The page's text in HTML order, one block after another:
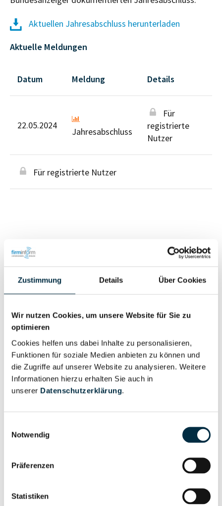
Zustimmung Details Über Cookies
Wir nutzen Cookies, um unsere Website für Sie zu
optimieren
Cookies helfen uns dabei Inhalte zu personalisieren,
Funktionen für soziale Medien anbieten zu können und
die Zugriffe auf unserer Website zu analysieren. Weitere
Informationen hierzu erhalten Sie auch in
unserer Datenschutzerklärung.
Notwendig
Präferenzen
Statistiken
Aktuellen Jahresabschluss herunterladen
Aktuelle Meldungen
Datum Meldung Details
22.05.2024
Jahresabschluss
Für
registrierte
Nutzer
Für registrierte Nutzer
Eigentums- und Kontrollstruktur
anfragen
Unternehmensnetzwerk
Vollständiges
Unternehmensprofil
anfragen